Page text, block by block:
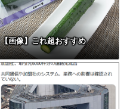
【画像】これ超おすすめ